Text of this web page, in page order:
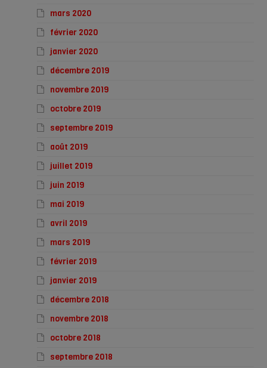
mars 2020
février 2020
janvier 2020
décembre 2019
novembre 2019
octobre 2019
septembre 2019
août 2019
juillet 2019
juin 2019
mai 2019
avril 2019
mars 2019
février 2019
janvier 2019
décembre 2018
novembre 2018
octobre 2018
septembre 2018